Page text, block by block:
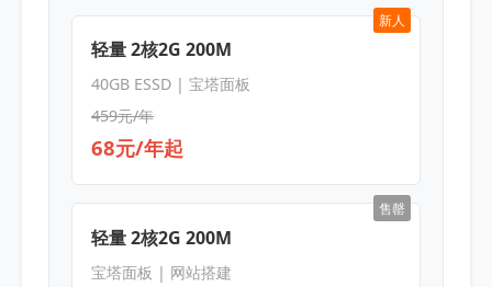
新人
轻量 2核2G 200M
40GB ESSD | 宝塔面板
459元/年
68元/年起
售罄
轻量 2核2G 200M
宝塔面板 | 网站搭建